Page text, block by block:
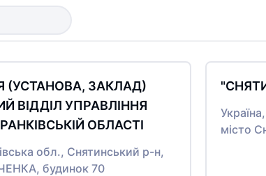
(УСТАНОВА, ЗАКЛАД)
ВІДДІЛ УПРАВЛІННЯ
ОБЛАСТІ
обл., Снятинський р-н,
будинок 70
місто